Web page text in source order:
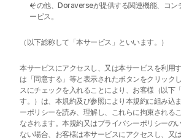
その他、Doraverseが提供する関連機能、コン
ービス。
（以下総称して「本サービス」といいます。）
本サービスにアクセスし、又は本サービスを利用
は「同意する」等と表示されたボタンをクリック
スにチェックを入れることにより、お客様（以下
す。）は、本規約及び参照により本規約に組み込
ーポリシーを読み、理解し、これらに拘束される
なされます。本規約又はプライバシーポリシーの
ない場合、お客様は本サービスにアクセスし、又